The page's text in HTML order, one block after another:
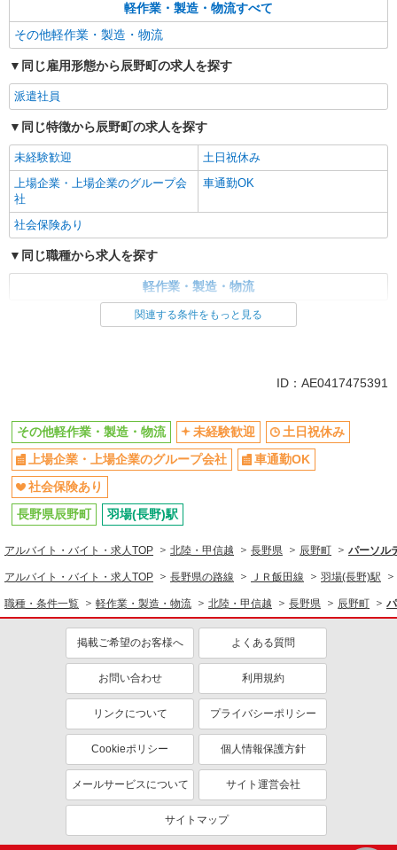
軽作業・製造・物流すべて
その他軽作業・製造・物流
同じ雇用形態から辰野町の求人を探す
派遣社員
同じ特徴から辰野町の求人を探す
未経験歓迎
土日祝休み
上場企業・上場企業のグループ会
社
車通勤OK
社会保険あり
同じ職種から求人を探す
軽作業・製造・物流
同じ特徴から求人を探す関連する条件をもっと見る
ID：AE0417475391
その他軽作業・製造・物流 未経験歓迎
土日祝休み
上場企業・上場企業のグループ会社
車通勤OK
社会保険あり
長野県辰野町
羽場(長野)駅
アルバイト・バイト・求人TOP 北陸・甲信越 長野県 辰野町 パーソル
アルバイト・バイト・求人TOP 長野県の路線 ＪＲ飯田線 羽場(長野)駅
職種・条件一覧 軽作業・製造・物流 北陸・甲信越 長野県 辰野町
掲載ご希望のお客様へ よくある質問
お問い合わせ 利用規約
リンクについて プライバシーポリシー
Cookieポリシー 個人情報保護方針
メールサービスについて サイト運営会社
サイトマップ